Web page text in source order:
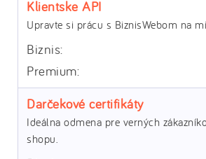
Klientske API
Upravte si prácu s BiznisWebom na
Darčekové certifikáty
Ideálna odmena pre verných
shopu.